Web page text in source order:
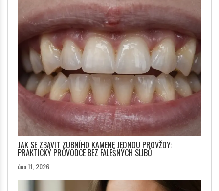
JAK SE ZBAVIT ZUBNÍHO KAMENE JEDNOU PROVŽDY:
PRAKTICKÝ PRŮVODCE BEZ FALEŠNÝCH SLIBŮ
úno 11, 2026